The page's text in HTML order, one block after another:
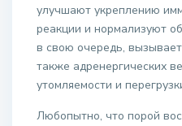
улучшают укреплению
реакции и нормализуют
в свою очередь,
также адренергических
утомляемости и
Любопытно, что порой